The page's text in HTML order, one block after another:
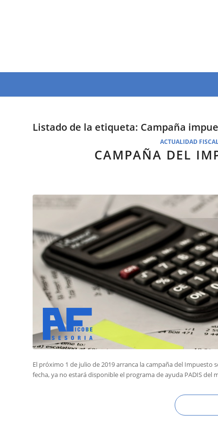
Listado de la etiqueta: Campaña
ACTUALIDAD
CAMPAÑA DEL
El próximo 1 de julio de 2019 arranca la campaña del
fecha, ya no estará disponible el programa de ayuda PADIS del